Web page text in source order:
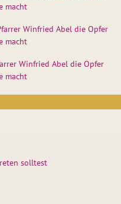
macht
Winfried Abel die Opfer
macht
Winfried Abel die Opfer
macht
solltest